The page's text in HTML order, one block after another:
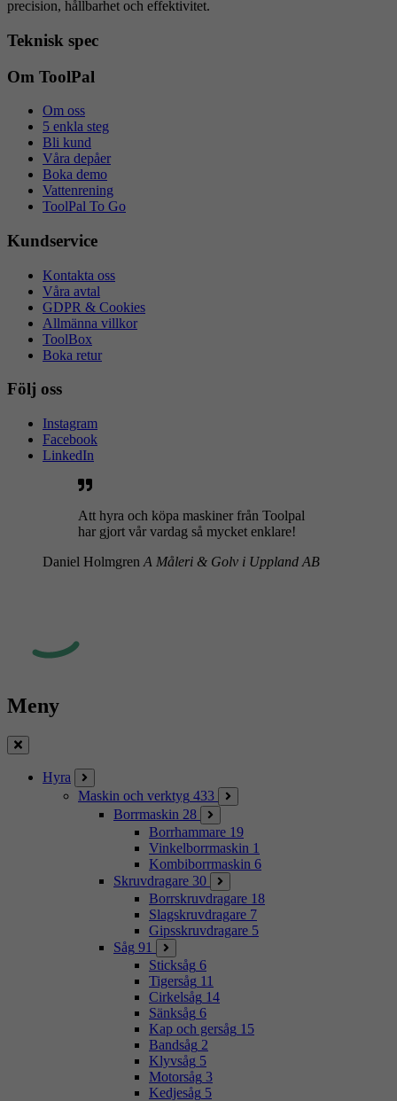
precision, hållbarhet och effektivitet.
Teknisk spec
Om ToolPal
Om oss
5 enkla steg
Bli kund
Våra depåer
Boka demo
Vattenrening
ToolPal To Go
Kundservice
Kontakta oss
Våra avtal
GDPR & Cookies
Allmänna villkor
ToolBox
Boka retur
Följ oss
Instagram
Facebook
LinkedIn
Att hyra och köpa maskiner från Toolpal
har gjort vår vardag så mycket enklare!
Daniel Holmgren A Måleri & Golv i Uppland AB
Meny
Stäng
Hyra
Maskin och verktyg 433
Borrmaskin 28
Borrhammare 19
Vinkelborrmaskin 1
Kombiborrmaskin 6
Skruvdragare 30
Borrskruvdragare 18
Slagskruvdragare 7
Gipsskruvdragare 5
Såg 91
Sticksåg 6
Tigersåg 11
Cirkelsåg 14
Sänksåg 6
Kap och gersåg 15
Bandsåg 2
Klyvsåg 5
Motorsåg 3
Kedjesåg 5